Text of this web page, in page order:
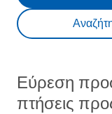
Εύρεση
πτήσεις